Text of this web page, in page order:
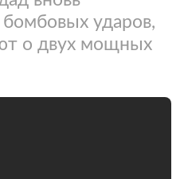
бомбовых ударов,
о двух мощных